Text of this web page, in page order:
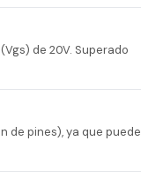
de 20V. Superado
de pines), ya que puede